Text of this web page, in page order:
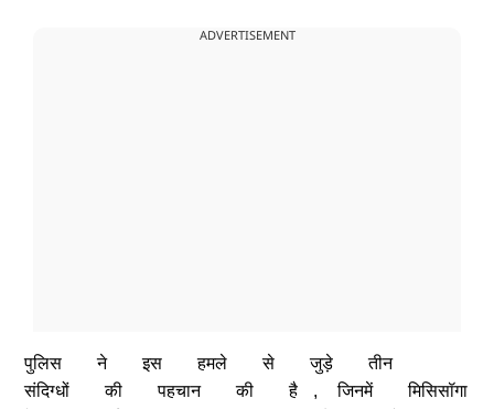
ADVERTISEMENT
पुलिस ने इस हमले से जुड़े
तीन
संदिग्धों
की पहचान की है , जिनमें मिसिसॉगा